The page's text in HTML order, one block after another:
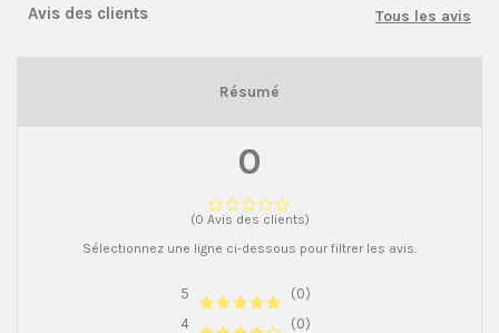
Avis des clients Tous les avis
Résumé
0
(0 Avis des clients)
Sélectionnez une ligne ci-dessous pour filtrer les avis.
5
(0)
4
(0)